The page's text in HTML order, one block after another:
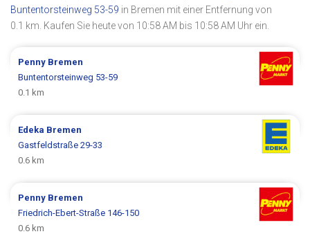
Buntentorsteinweg 53-59 in Bremen mit einer Entfernung von
0.1 km. Kaufen Sie heute von 10:58 AM bis 10:58 AM Uhr ein.
Penny Bremen
Buntentorsteinweg 53-59
0.1 km
Edeka Bremen
Gastfeldstraße 29-33
0.6 km
Penny Bremen
Friedrich-Ebert-Straße 146-150
0.6 km